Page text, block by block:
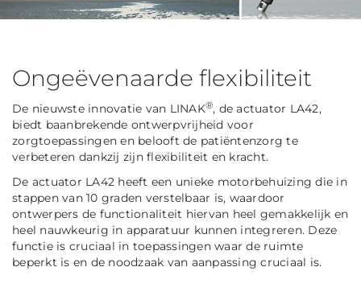
Ongeëvenaarde flexibiliteit
De nieuwste innovatie van LINAK®, de actuator LA42,
biedt baanbrekende ontwerpvrijheid voor
zorgtoepassingen en belooft de patiëntenzorg te
verbeteren dankzij zijn flexibiliteit en kracht.
De actuator LA42 heeft een unieke motorbehuizing die in
stappen van 10 graden verstelbaar is, waardoor
ontwerpers de functionaliteit hiervan heel gemakkelijk en
heel nauwkeurig in apparatuur kunnen integreren. Deze
functie is cruciaal in toepassingen waar de ruimte
beperkt is en de noodzaak van aanpassing cruciaal is.